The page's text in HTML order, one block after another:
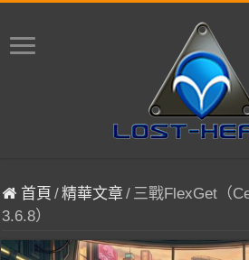
首頁 /精華文章/ 三戰FlexGet（
3.6.8）